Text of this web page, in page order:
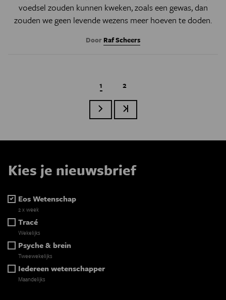
voedsel zouden kunnen kweken, zoals een gewas, dan
zouden we geen levende wezens meer hoeven te doden.
Door Raf Scheers
Paginatie
Huidige pagina
1 Page
2
Volgende paginaLaatste pagina
Kies je nieuwsbrief
Eos Wetenschap
2 x week
Tracé
Wekelijks
Psyche & brein
Tweewekelijks
Iedereen wetenschapper
Maandelijks